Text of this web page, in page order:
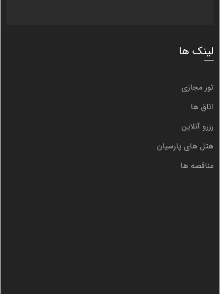
لینک ها
تور مجازی
اتاق ها
رزرو آنلاین
هتل های پارسیان
مناقصه ها